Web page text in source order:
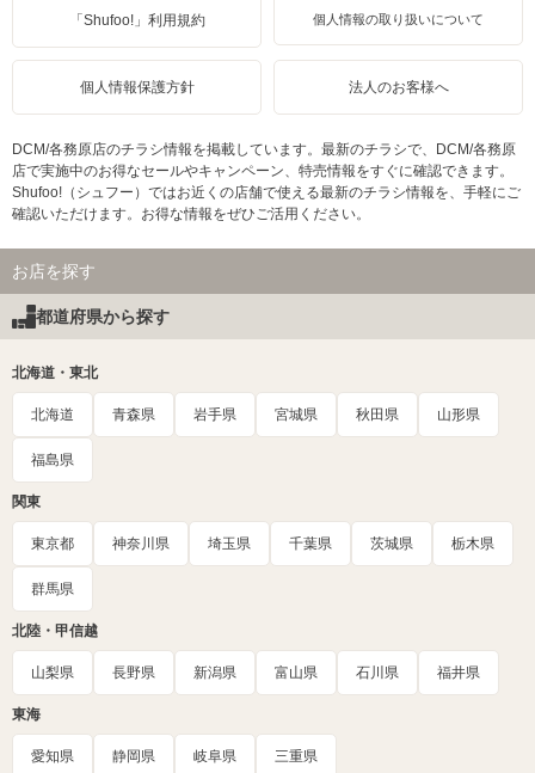
「Shufoo!」利用規約 個人情報の取り扱いについて
個人情報保護方針 法人のお客様へ
DCM/各務原店のチラシ情報を掲載しています。最新のチラシで、DCM/各務原
店で実施中のお得なセールやキャンペーン、特売情報をすぐに確認できます。
Shufoo!（シュフー）ではお近くの店舗で使える最新のチラシ情報を、手軽にご
確認いただけます。お得な情報をぜひご活用ください。
お店を探す
都道府県から探す
北海道・東北
北海道 青森県 岩手県 宮城県 秋田県 山形県
福島県
関東
東京都 神奈川県 埼玉県 千葉県 茨城県 栃木県
群馬県
北陸・甲信越
山梨県 長野県 新潟県 富山県 石川県 福井県
東海
愛知県 静岡県 岐阜県 三重県